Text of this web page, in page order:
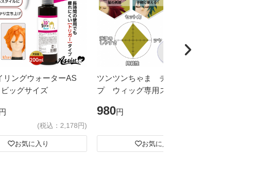
リングウォーターAS
ビッグサイズ
円
(税込：2,178円)
お気に入り
ツンツンちゃま チューブタイ
プ ウィッグ専用スーパーハード
980円
お気に入り